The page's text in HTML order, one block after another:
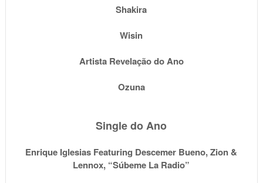
Shakira
Wisin
Artista Revelação do Ano
Ozuna
Single do Ano
Enrique Iglesias Featuring Descemer Bueno, Zion &
Lennox, “Súbeme La Radio”